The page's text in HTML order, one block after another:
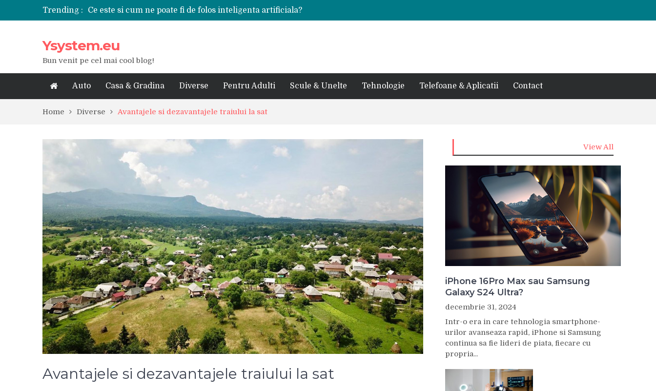
Trending :
Ce este si cum ne poate fi de folos inteligenta artificiala?
Tipuri de polizoare de care este nevoie intr-un atelier
De ce poate fi riscant consumul de bauturi alcoolice?
Ce marca auto sa aleg dintre Mercedes, Audi si BMW?
Merita sa aleg un gard din fier forjat pentru curtea casei?
Cele mai bune smartphone-uri lansate in anul 2024
Modul in care a evoluat tehnologia in ultimul secol
iPhone 16Pro Max sau Samsung Galaxy S24 Ultra?
Ysystem.eu
Bun venit pe cel mai cool blog!
Auto Casa & Gradina Diverse Pentru Adulti Scule & Unelte Tehnologie Telefoane & Aplicatii Contact
Home Diverse Avantajele si dezavantajele traiului la sat
Avantajele si dezavantajele traiului la sat
View All
iPhone 16Pro Max sau Samsung
Galaxy S24 Ultra?
decembrie 31, 2024
Intr-o era in care tehnologia smartphone-
urilor avanseaza rapid, iPhone si Samsung
continua sa fie lideri de piata, fiecare cu
propria...